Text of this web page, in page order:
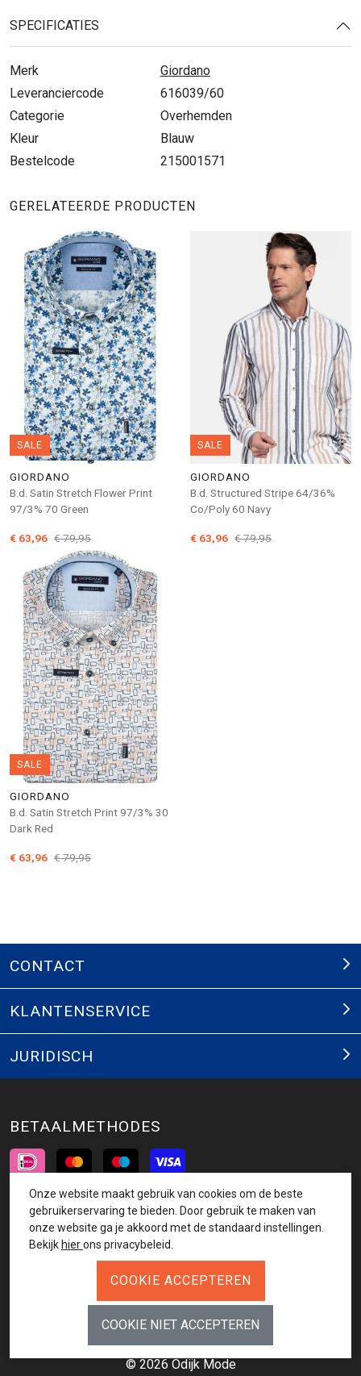
SPECIFICATIES
Merk
Giordano
Leveranciercode
616039/60
Categorie
Overhemden
Kleur
Blauw
Bestelcode
215001571
GERELATEERDE PRODUCTEN
SALE
GIORDANO
B.d. Satin Stretch Flower Print
97/3% 70 Green
€ 63,96 € 79,95
SALE
GIORDANO
B.d. Structured Stripe 64/36%
Co/Poly 60 Navy
€ 63,96 € 79,95
SALE
GIORDANO
B.d. Satin Stretch Print 97/3% 30
Dark Red
€ 63,96 € 79,95
CONTACT
KLANTENSERVICE
JURIDISCH
BETAALMETHODES
INSCHRIJVEN NIEUWSBRIEF
© 2026 Odijk Mode
Onze website maakt gebruik van cookies om de beste
gebruikerservaring te bieden. Door gebruik te maken van
onze website ga je akkoord met de standaard instellingen.
Bekijk hierons privacybeleid.